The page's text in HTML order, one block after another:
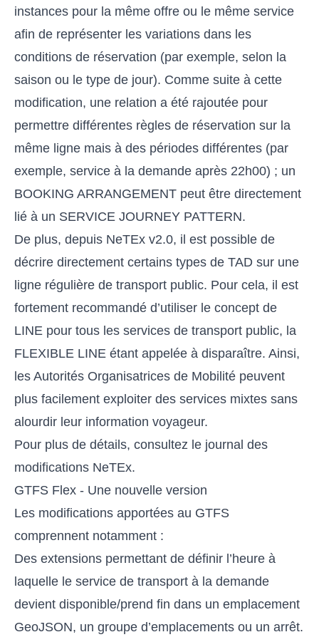
instances pour la même offre ou le même service
afin de représenter les variations dans les
conditions de réservation (par exemple, selon la
saison ou le type de jour). Comme suite à cette
modification, une relation a été rajoutée pour
permettre différentes règles de réservation sur la
même ligne mais à des périodes différentes (par
exemple, service à la demande après 22h00) ; un
BOOKING ARRANGEMENT peut être directement
lié à un SERVICE JOURNEY PATTERN.
De plus, depuis NeTEx v2.0, il est possible de
décrire directement certains types de TAD sur une
ligne régulière de transport public. Pour cela, il est
fortement recommandé d’utiliser le concept de
LINE pour tous les services de transport public, la
FLEXIBLE LINE étant appelée à disparaître. Ainsi,
les Autorités Organisatrices de Mobilité peuvent
plus facilement exploiter des services mixtes sans
alourdir leur information voyageur.
Pour plus de détails, consultez le journal des
modifications NeTEx.
GTFS Flex - Une nouvelle version
Les modifications apportées au GTFS
comprennent notamment :
Des extensions permettant de définir l’heure à
laquelle le service de transport à la demande
devient disponible/prend fin dans un emplacement
GeoJSON, un groupe d’emplacements ou un arrêt.